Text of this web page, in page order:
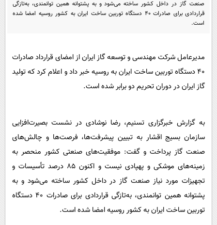
سرگرمی
حوادث
محیط زیست
اجتماعی
حیات وحش
سیاست خارجی
پیامک
دانلود
صنعت گاز در داخل کشور ساخته می‌شود و به پشتوانه همین توانمندی، به‌تازگی
قراردادی برای صادرات 40 دستگاه توربین ساخت ایران به کشور روسیه امضا شده
است.
مدیرعامل شرکت مهندسی و توسعه گاز ایران از امضای قرارداد صادرات
۴۰ دستگاه توربین ساخت ایران به روسیه خبر داد و اعلام کرد که تولید
گاز ایران در دوران تحریم دو برابر شده است.
به گزارش خبرگزاری تسنیم، رضا نوشادی در نشست بصیرت‌افزایی
سازمان بسیج اقشار به تبیین پیشرفت‌ها، فرصت‌ها و چالش‌های
صنعت گاز پرداخت و گفت: موفقیت‌های صنعتی کشور منحصر به
زمینه‌های موشکی و پهپادی نیست و اکنون 85 درصد تأسیسات و
تجهیزات مورد نیاز صنعت گاز در داخل کشور ساخته می‌شود و به
پشتوانه همین توانمندی، به‌تازگی قراردادی برای صادرات 40 دستگاه
توربین ساخت ایران به کشور روسیه امضا شده است.